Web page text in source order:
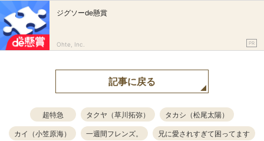
ジグソーde懸賞
Ohte, Inc. PR
記事に戻る
超特急 タクヤ（草川拓弥）
タカシ（松尾太陽）
カイ（小笠原海）
一週間フレンズ。
兄に愛されすぎて困ってます